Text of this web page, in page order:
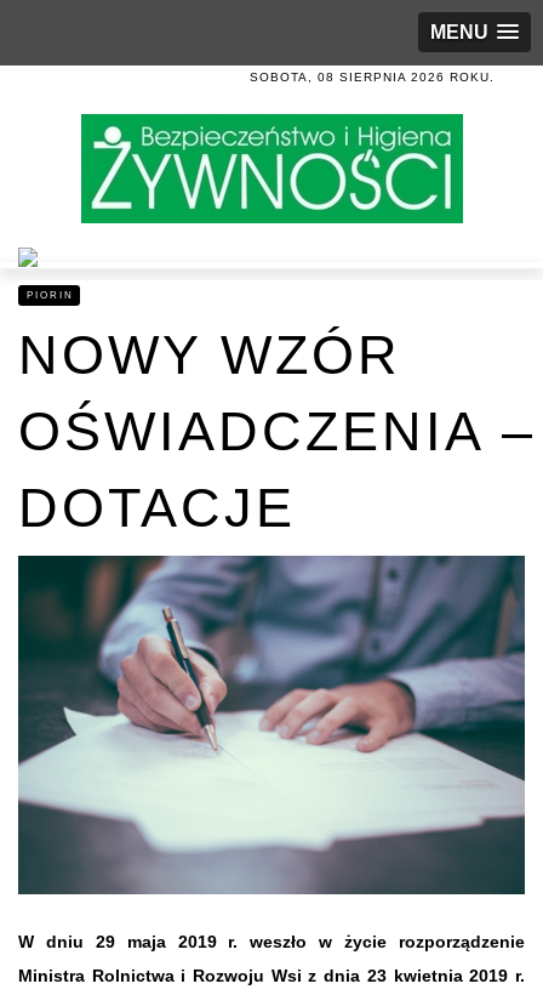
MENU
SOBOTA, 08 SIERPNIA 2026 ROKU.
PIORIN
NOWY WZÓR
OŚWIADCZENIA –
DOTACJE
W dniu 29 maja 2019 r. weszło w życie rozporządzenie
Ministra Rolnictwa i Rozwoju Wsi z dnia 23 kwietnia 2019 r.